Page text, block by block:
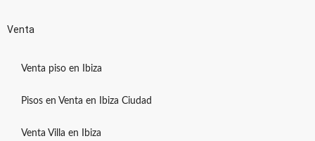
Venta
Venta piso en Ibiza
Pisos en Venta en Ibiza Ciudad
Venta Villa en Ibiza